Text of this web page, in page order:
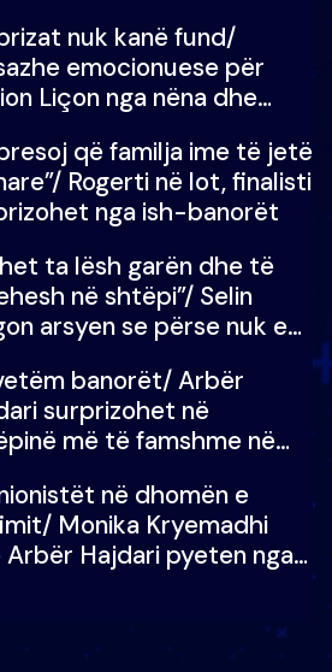
zilja e mëngjesit kur…
nuk kanë fund/
emocionuese për
Liçon nga nëna dhe
dot lotët: Nuk meritoj…
që familja ime të jetë
Rogerti në lot, finalisti
nga ish-banorët
ta lësh garën dhe të
në shtëpi”/ Selin
arsyen se përse nuk e
luftën time deri në fund
banorët/ Arbër
surprizohet në
më të famshme në
e tij
në dhomën e
Monika Kryemadhi
Arbër Hajdari pyeten nga